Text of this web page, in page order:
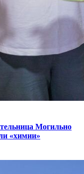
Могильно
«химии»